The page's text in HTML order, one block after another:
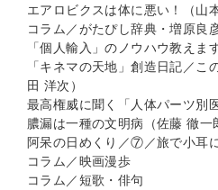
エアロビクスは体に悪い！（山
コラム／がたぴし辞典・増原良
「個人輸入」のノウハウ教えま
「キネマの天地」創造日記／こ
田 洋次）
最高権威に聞く「人体パーツ別
膿漏は一種の文明病（佐藤 徹一
阿呆の日めくり／⑦／旅で小耳
コラム／映画漫歩
コラム／短歌・俳句